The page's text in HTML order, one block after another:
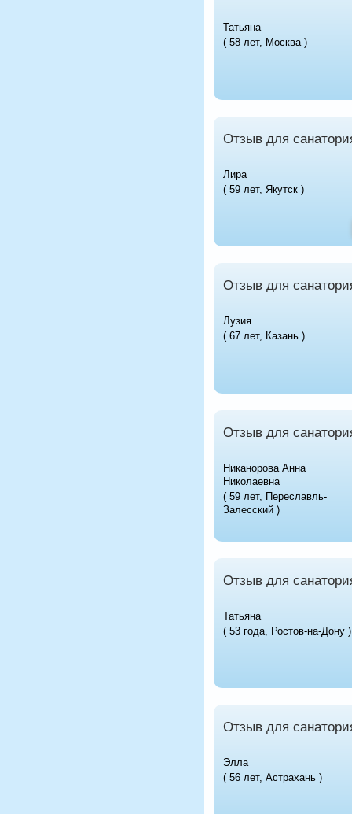
Татьяна
( 58 лет, Москва )
Отзыв для
Лира
( 59 лет, Якутск )
Отзыв для
Лузия
( 67 лет, Казань )
Отзыв для
Никанорова Анна
Николаевна
( 59 лет, Переславль-
Залесский )
Отзыв для
Татьяна
( 53 года, Ростов-на-Дону )
Отзыв для
Элла
( 56 лет, Астрахань )